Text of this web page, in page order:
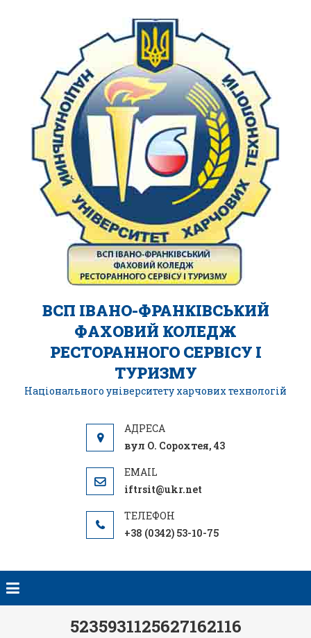
ВСП ІВАНО-ФРАНКІВСЬКИЙ
ФАХОВИЙ КОЛЕДЖ
РЕСТОРАННОГО СЕРВІСУ І
ТУРИЗМУ
Національного університету харчових технологій
вул О. Сорохтея, 43
iftrsit@ukr.net
+38 (0342) 53-10-75
5235931125627162116